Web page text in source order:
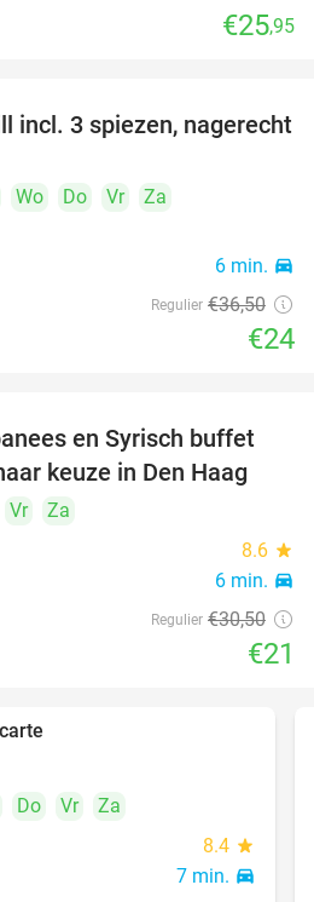
food
food
€25,95
34%
incl. 3 spiezen, nagerecht
Wo Do Vr
Za
6 min. directions_car
Regulier €36,50
€24
31%
en Syrisch buffet
keuze in Den Haag
Vr
Za
8.6 star
6 min. directions_car
Regulier €30,50
€21
Do Vr
Za
8.4 star
7 min. directions_car